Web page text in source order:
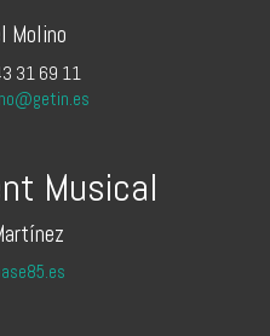
Molino
31 69 11
Musical